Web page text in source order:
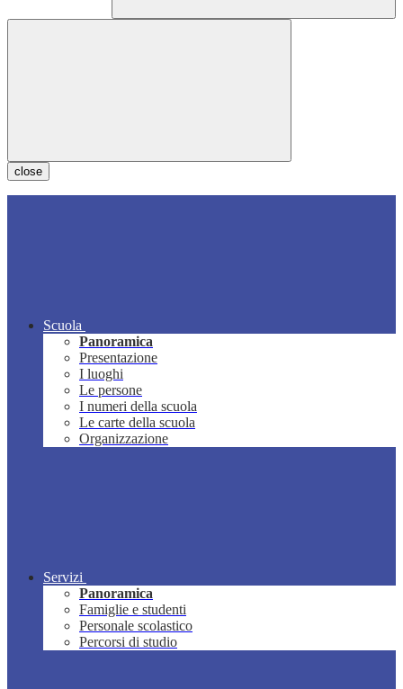
close
Scuola
Panoramica
Presentazione
I luoghi
Le persone
I numeri della scuola
Le carte della scuola
Organizzazione
Servizi
Panoramica
Famiglie e studenti
Personale scolastico
Percorsi di studio